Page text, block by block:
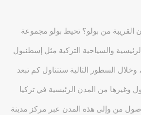
القريبة من بولو؟ تحيط بولو مجموعة
والسياحية التركية مثل إسطنبول
وخلال السطور التالية سنتناول كم تبعد
وغيرها من المدن الرئيسية في تركيا
من وإلى هذه المدن عبر مركز مدينة